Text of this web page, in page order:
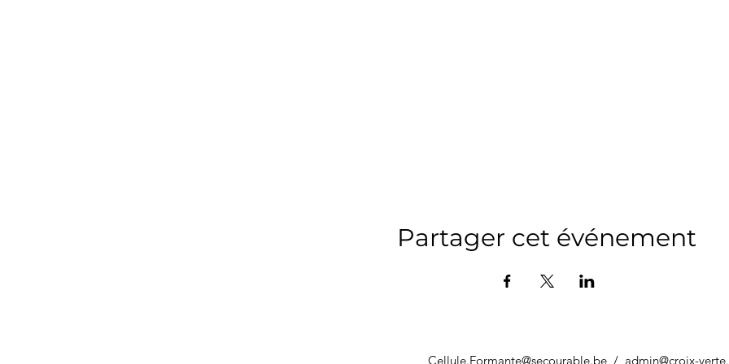
Partager cet événement
Cellule.Formante@secourable.be/ admin@croix-